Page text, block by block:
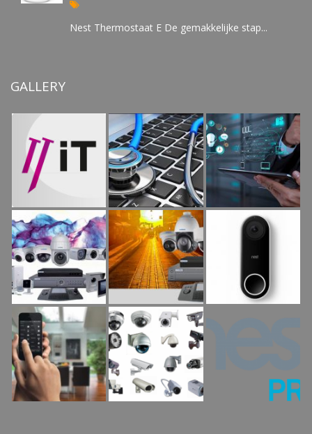
Nest Thermostaat E De gemakkelijke stap...
GALLERY